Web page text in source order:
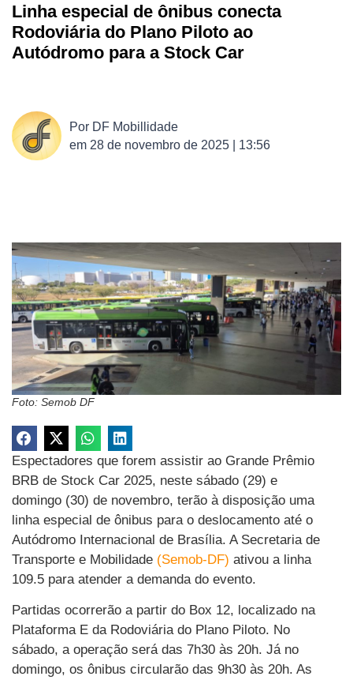
Linha especial de ônibus conecta
Rodoviária do Plano Piloto ao
Autódromo para a Stock Car
Por DF Mobillidade
em 28 de novembro de 2025 | 13:56
Foto: Semob DF
Espectadores que forem assistir ao Grande Prêmio
BRB de Stock Car 2025, neste sábado (29) e
domingo (30) de novembro, terão à disposição uma
linha especial de ônibus para o deslocamento até o
Autódromo Internacional de Brasília. A Secretaria de
Transporte e Mobilidade (Semob-DF) ativou a linha
109.5 para atender a demanda do evento.
Partidas ocorrerão a partir do Box 12, localizado na
Plataforma E da Rodoviária do Plano Piloto. No
sábado, a operação será das 7h30 às 20h. Já no
domingo, os ônibus circularão das 9h30 às 20h. As